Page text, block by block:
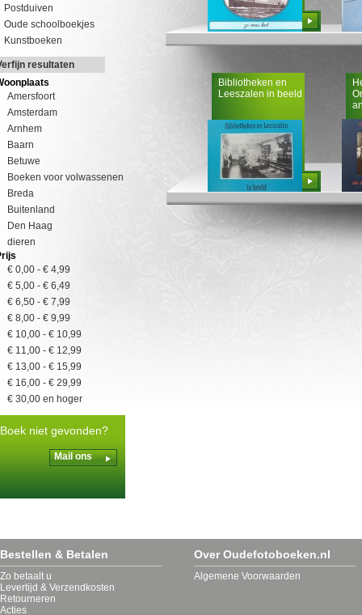
Postduiven
Oude schoolboekjes
Kunstboeken
resultaten
Amersfoort
Amsterdam
Arnhem
Baarn
Betuwe
Boeken voor volwassenen
Breda
Buitenland
Den Haag
dieren
Diversen
Dodewaard
Dordrecht
Egmond
Eindhoven
Emmeloord
Farmsum
Goirle
Heel Nederland
Heiloo
volwassenen
Leeuwarden
Middelburg
Naaldwijk
Natuur
Niet van Toepassing
€ 0,00 - € 4,99
€ 5,00 - € 6,49
€ 6,50 - € 7,99
€ 8,00 - € 9,99
€ 10,00 - € 10,99
€ 11,00 - € 12,99
€ 13,00 - € 15,99
€ 16,00 - € 29,99
€ 30,00 en hoger
Boek niet gevonden?
Mail ons
Bestellen
Bibliotheken en
Leeszalen in beeld
Bestellen
Bestellen & Betalen
Zo betaalt u
Levertijd & Verzendkosten
Retourneren
Acties
Over Oudefotoboeken.nl
Algemene Voorwaarden